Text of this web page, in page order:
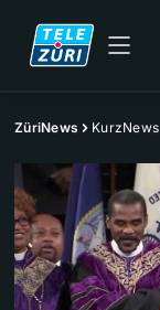
ZüriNews KurzNews